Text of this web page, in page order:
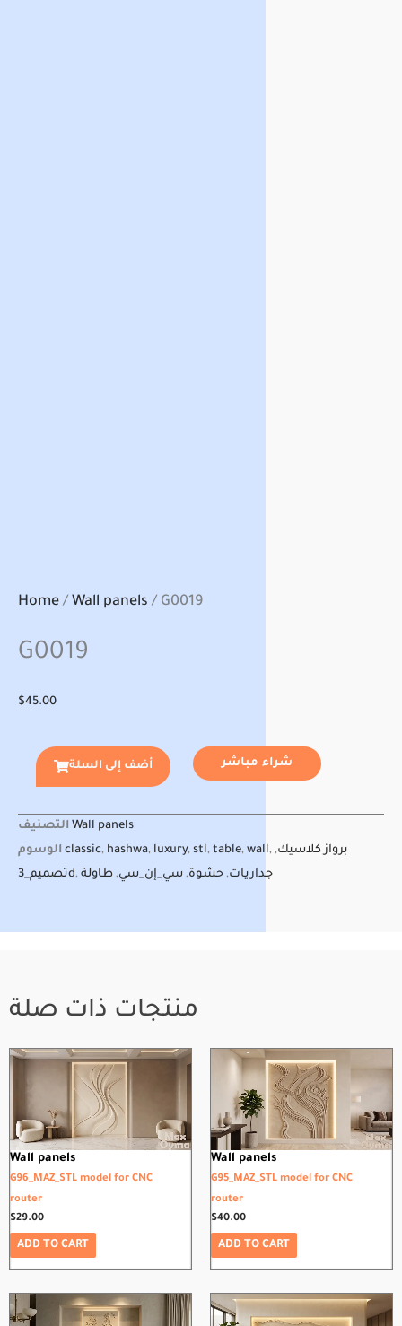
Home / Wall panels / G0019
G0019
$45.00
أضف إلى السلة شراء مباشر
التصنيف Wall panels
الوسوم classic, hashwa, luxury, stl, table, wall, برواز كلاسيك,
تصميم_3d, جداريات, حشوة, سي_إن_سي, طاولة
منتجات ذات صلة
Wall panels
G96_MAZ_STL model for CNC
router
$29.00
ADD TO CART
Wall panels
G95_MAZ_STL model for CNC
router
$40.00
ADD TO CART